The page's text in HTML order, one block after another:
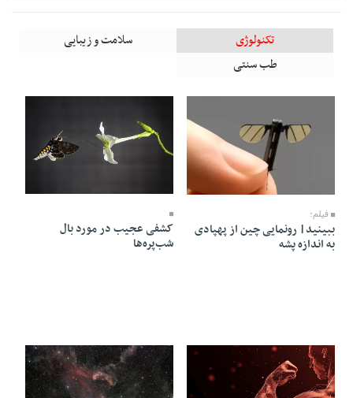
تکنولوژی
سلامت و زیبایی
طب سنتی
فیلم؛
ببینید| رونمایی چین از پهپادی
به اندازه پشه
کشفی عجیب در مورد بال
شب‌پره‌ها